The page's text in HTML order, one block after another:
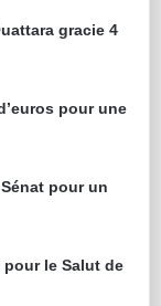
gracie 4
pour une
pour un
le Salut de